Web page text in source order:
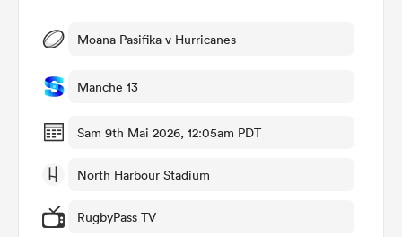
Moana Pasifika v Hurricanes
Manche 13
Sam 9th Mai 2026, 12:05am PDT
North Harbour Stadium
RugbyPass TV